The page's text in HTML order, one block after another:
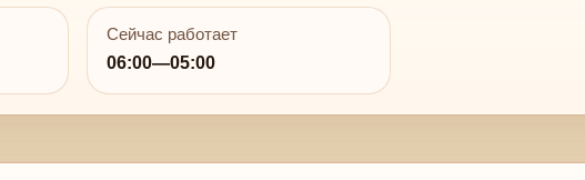
Сейчас работает
06:00—05:00